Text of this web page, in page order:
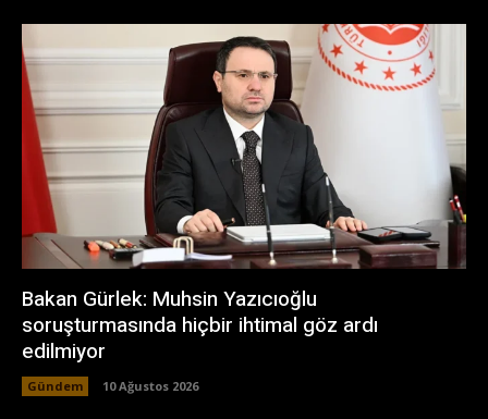
Bakan Gürlek: Muhsin Yazıcıoğlu
soruşturmasında hiçbir ihtimal göz ardı
edilmiyor
Gündem 10 Ağustos 2026